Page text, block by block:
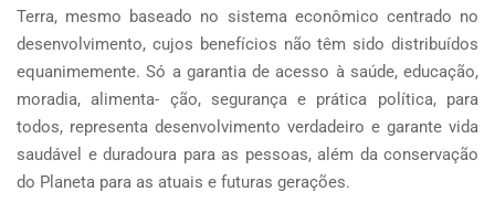
Terra, mesmo baseado no sistema econômico centrado no
desenvolvimento, cujos benefícios não têm sido distribuídos
equanimemente. Só a garantia de acesso à saúde, educação,
moradia, alimenta- ção, segurança e prática política, para
todos, representa desenvolvimento verdadeiro e garante vida
saudável e duradoura para as pessoas, além da conservação
do Planeta para as atuais e futuras gerações.